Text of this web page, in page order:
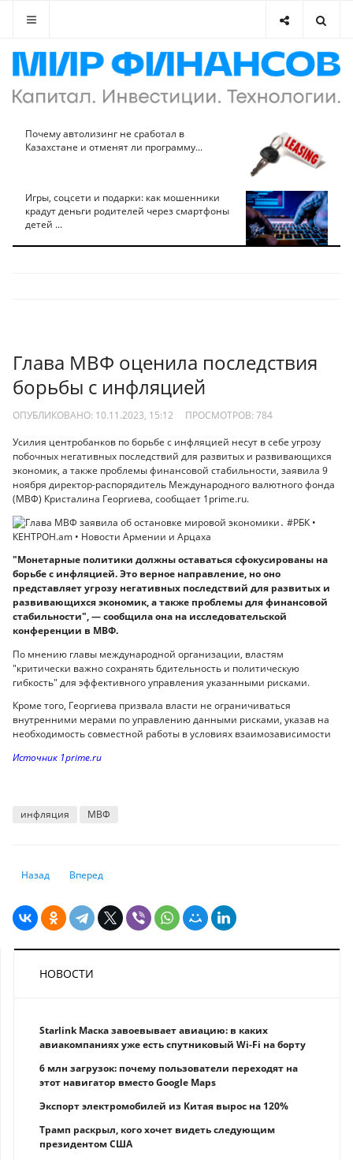
Почему автолизинг не сработал в
Казахстане и отменят ли программу...
Игры, соцсети и подарки: как мошенники
крадут деньги родителей через смартфоны
детей ...
Глава МВФ оценила последствия
борьбы с инфляцией
ОПУБЛИКОВАНО: 10.11.2023, 15:12 ПРОСМОТРОВ: 784
Усилия центробанков по борьбе с инфляцией несут в себе угрозу
побочных негативных последствий для развитых и развивающихся
экономик, а также проблемы финансовой стабильности, заявила 9
ноября директор-распорядитель Международного валютного фонда
(МВФ) Кристалина Георгиева, сообщает 1prime.ru.
"Монетарные политики должны оставаться сфокусированы на
борьбе с инфляцией. Это верное направление, но оно
представляет угрозу негативных последствий для развитых и
развивающихся экономик, а также проблемы для финансовой
стабильности", — сообщила она на исследовательской
конференции в МВФ.
По мнению главы международной организации, властям
"критически важно сохранять бдительность и политическую
гибкость" для эффективного управления указанными рисками.
Кроме того, Георгиева призвала власти не ограничиваться
внутренними мерами по управлению данными рисками, указав на
необходимость совместной работы в условиях взаимозависимости
Источник 1prime.ru
инфляция МВФ
Предыдущий: Американцы рассказали об изменении своего
Назад Следующий: Перспективы пути устойчивого развития Китая
Вперед
НОВОСТИ
Starlink Маска завоевывает авиацию: в каких
авиакомпаниях уже есть спутниковый Wi-Fi на борту
6 млн загрузок: почему пользователи переходят на
этот навигатор вместо Google Maps
Экспорт электромобилей из Китая вырос на 120%
Трамп раскрыл, кого хочет видеть следующим
президентом США